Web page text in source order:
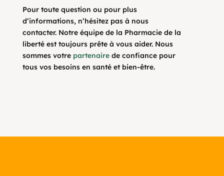
Pour toute question ou pour plus
d’informations, n’hésitez pas à nous
contacter. Notre équipe de la Pharmacie de la
liberté est toujours prête à vous aider. Nous
sommes votre partenairede confiance pour
tous vos besoins en santé et bien-être.